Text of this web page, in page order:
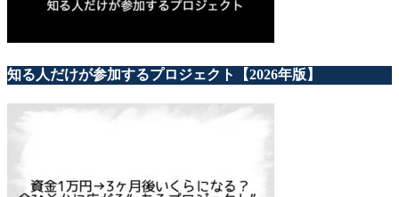
知る人だけが参加するプロジェクト【2026年版】